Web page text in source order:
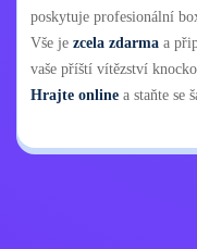
poskytuje profesionální
Vše je zcela zdarma a
vaše příští vítězství
Hrajte online a staňte se